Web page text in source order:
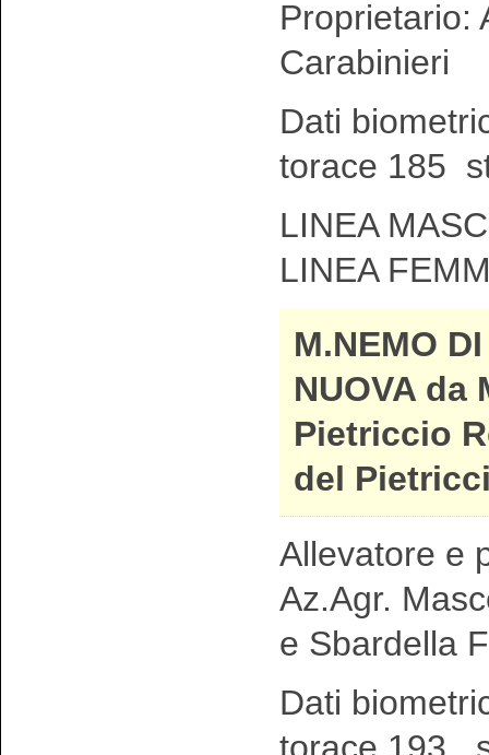
Proprietario:
Carabinieri
Dati
torace 185
LINEA
LINEA
M.NEMO
NUOVA da
Pietriccio
del
Allevatore e
Az.Agr.
e Sbardella
Dati